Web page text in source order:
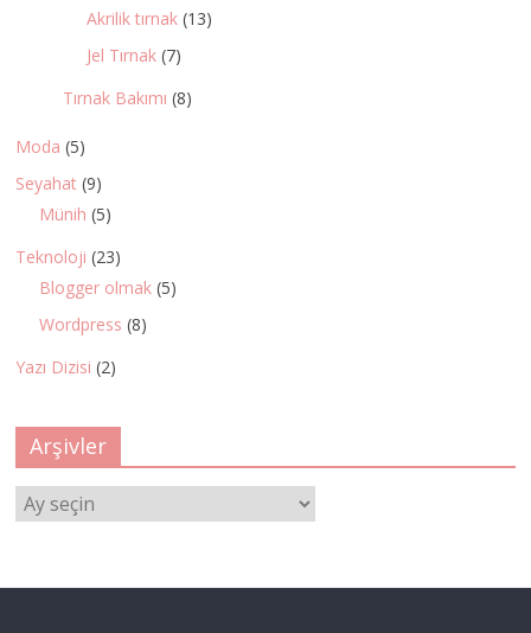
Akrilik tırnak (13)
Jel Tırnak (7)
Tırnak Bakımı (8)
Moda (5)
Seyahat (9)
Münih (5)
Teknoloji (23)
Blogger olmak (5)
Wordpress (8)
Yazı Dizisi (2)
Arşivler
Arşivler